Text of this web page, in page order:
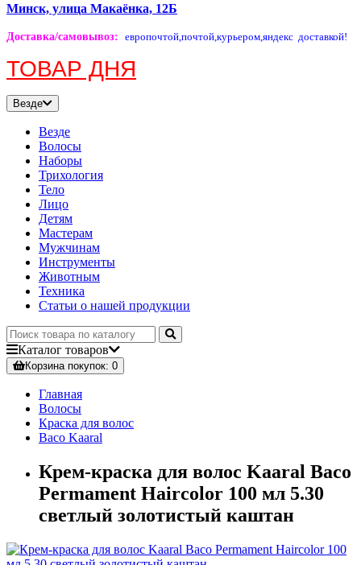
Минск, улица Макаёнка, 12Б
Доставка/самовывоз: европочтой, почтой, курьером, яндекс доставкой!
ТОВАР ДНЯ
Везде
Везде
Волосы
Наборы
Трихология
Тело
Лицо
Детям
Мастерам
Мужчинам
Инструменты
Животным
Техника
Статьи о нашей продукции
Каталог товаров
Корзина покупок: 0
Главная
Волосы
Краска для волос
Baco Kaaral
Крем-краска для волос Kaaral Baco
Permament Haircolor 100 мл 5.30
светлый золотистый каштан